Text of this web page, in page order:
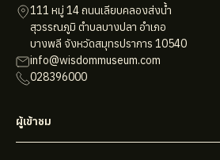
111 หมู่ 14 ถนนเลียบคลองส่งน้ำ
สุวรรณภูมิ ตำบลบางปลา อำเภอ
บางพลี จังหวัดสมุทรปราการ 10540
info@wisdommuseum.com
028396000
ผู้เข้าชม